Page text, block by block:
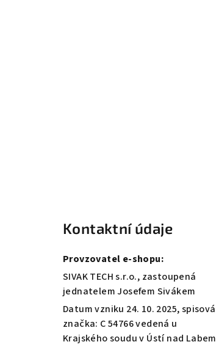
Kontaktní údaje
Provzovatel e-shopu:
SIVAK TECH s.r.o., zastoupená
jednatelem Josefem Sivákem
Datum vzniku 24. 10. 2025, spisová
značka: C 54766 vedená u
Krajského soudu v Ústí nad Labem